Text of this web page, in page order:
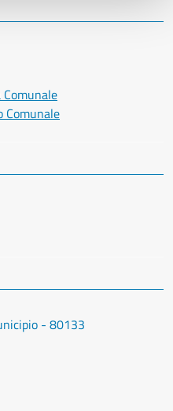
Comunale
- 80133